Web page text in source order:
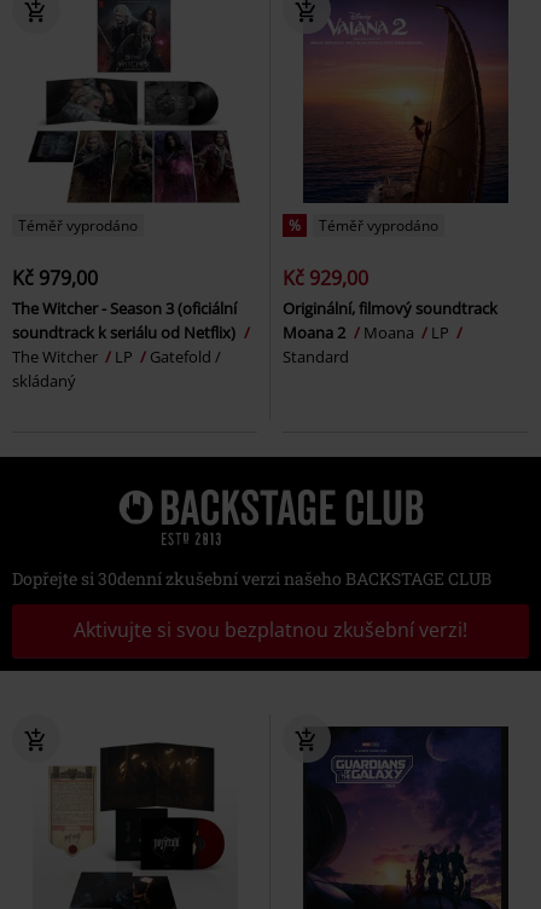
Téměř vyprodáno
Kč 979,00
The Witcher - Season 3 (oficiální
soundtrack k seriálu od Netflix)
The Witcher
LP
Gatefold /
skládaný
% Téměř vyprodáno
Kč 929,00
Originální, filmový soundtrack
Moana 2
Moana
LP
Standard
Dopřejte si 30denní zkušební verzi našeho BACKSTAGE CLUB
Aktivujte si svou bezplatnou zkušební verzi!